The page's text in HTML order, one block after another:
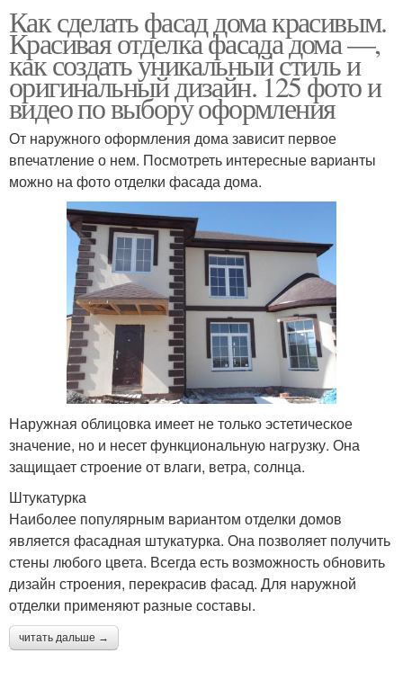
Как сделать фасад дома красивым.
Красивая отделка фасада дома —,
как создать уникальный стиль и
оригинальный дизайн. 125 фото и
видео по выбору оформления
От наружного оформления дома зависит первое
впечатление о нем. Посмотреть интересные варианты
можно на фото отделки фасада дома.
Наружная облицовка имеет не только эстетическое
значение, но и несет функциональную нагрузку. Она
защищает строение от влаги, ветра, солнца.
Штукатурка
Наиболее популярным вариантом отделки домов
является фасадная штукатурка. Она позволяет получить
стены любого цвета. Всегда есть возможность обновить
дизайн строения, перекрасив фасад. Для наружной
отделки применяют разные составы.
читать дальше →